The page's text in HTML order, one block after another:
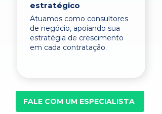
estratégico
Atuamos como consultores
de negócio, apoiando sua
estratégia de crescimento
em cada contratação.
FALE COM UM ESPECIALISTA